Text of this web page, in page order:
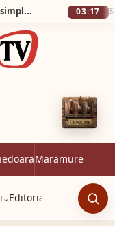
Cum am scăpat de pumnul de pastile cu o simplă apă minerală! 03:17
Maramureș
⌄ Editorial